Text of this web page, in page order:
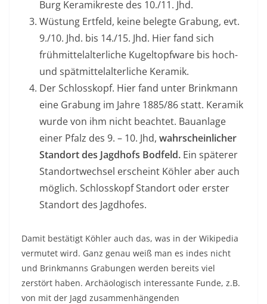
Burg Keramikreste des 10./11. Jhd.
Wüstung Ertfeld, keine belegte Grabung, evt.
9./10. Jhd. bis 14./15. Jhd. Hier fand sich
frühmittelalterliche Kugeltopfware bis hoch-
und spätmittelalterliche Keramik.
Der Schlosskopf. Hier fand unter Brinkmann
eine Grabung im Jahre 1885/86 statt. Keramik
wurde von ihm nicht beachtet. Bauanlage
einer Pfalz des 9. – 10. Jhd, wahrscheinlicher
Standort des Jagdhofs Bodfeld. Ein späterer
Standortwechsel erscheint Köhler aber auch
möglich. Schlosskopf Standort oder erster
Standort des Jagdhofes.
Damit bestätigt Köhler auch das, was in der Wikipedia
vermutet wird. Ganz genau weiß man es indes nicht
und Brinkmanns Grabungen werden bereits viel
zerstört haben. Archäologisch interessante Funde, z.B.
von mit der Jagd zusammenhängenden